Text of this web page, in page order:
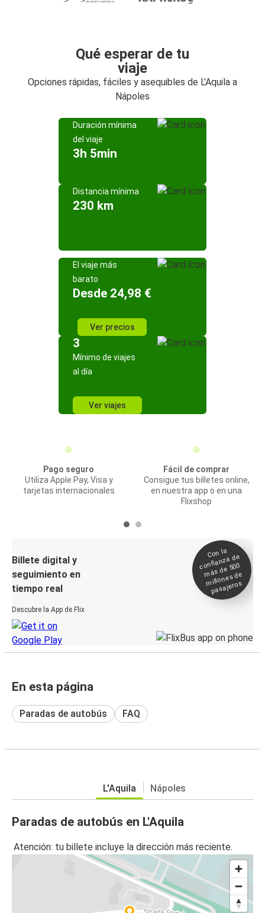
Qué esperar de tu
viaje
Opciones rápidas, fáciles y asequibles de L'Aquila a
Nápoles
Duración mínima
del viaje
3h 5min
Distancia mínima
230 km
El viaje más
barato
Desde 24,98 €
Ver precios
3
Mínimo de viajes
al día
Ver viajes
Pago seguro
Utiliza Apple Pay, Visa y
tarjetas internacionales
Fácil de comprar
Consigue tus billetes online,
en nuestra app o en una
Flixshop
Billete digital y
seguimiento en
tiempo real
Descubre la App de Flix
Con la
confianza de
más de 500
millones de
pasajeros
En esta página
Paradas de autobús FAQ
L'Aquila Nápoles
Paradas de autobús en L'Aquila
Atención: tu billete incluye la dirección más reciente.